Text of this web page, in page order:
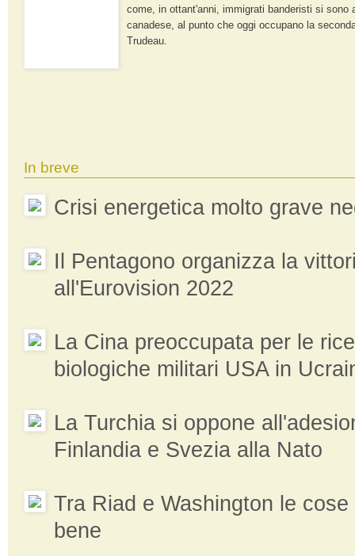
come, in ottant'anni, immigrati banderisti si sono
canadese, al punto che oggi occupano la
Trudeau.
In breve
Crisi energetica molto grave
Il Pentagono organizza la
all'Eurovision 2022
La Cina preoccupata per le
biologiche militari USA in
La Turchia si oppone
Finlandia e Svezia alla Nato
Tra Riad e Washington le
bene